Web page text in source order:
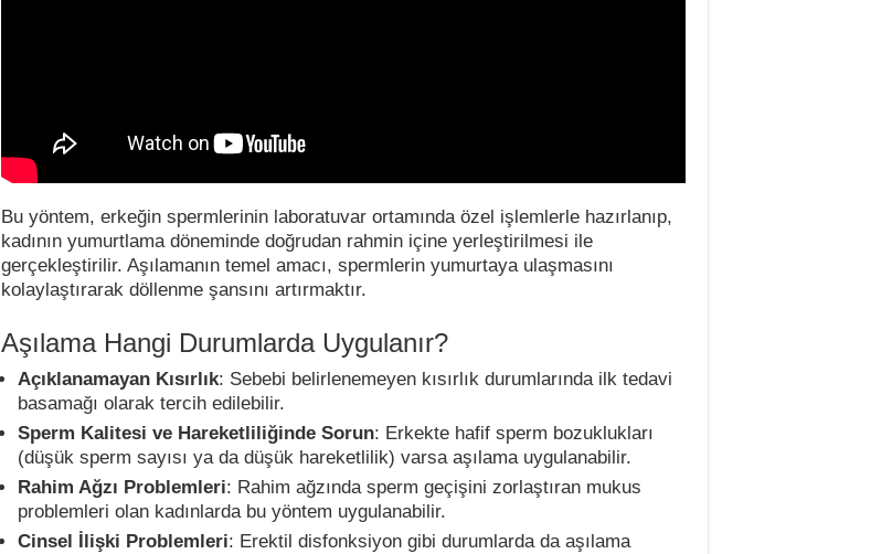
Bu yöntem, erkeğin spermlerinin laboratuvar ortamında özel işlemlerle hazırlanıp,
kadının yumurtlama döneminde doğrudan rahmin içine yerleştirilmesi ile
gerçekleştirilir. Aşılamanın temel amacı, spermlerin yumurtaya ulaşmasını
kolaylaştırarak döllenme şansını artırmaktır.
Aşılama Hangi Durumlarda Uygulanır?
Açıklanamayan Kısırlık: Sebebi belirlenemeyen kısırlık durumlarında ilk tedavi
basamağı olarak tercih edilebilir.
Sperm Kalitesi ve Hareketliliğinde Sorun: Erkekte hafif sperm bozuklukları
(düşük sperm sayısı ya da düşük hareketlilik) varsa aşılama uygulanabilir.
Rahim Ağzı Problemleri: Rahim ağzında sperm geçişini zorlaştıran mukus
problemleri olan kadınlarda bu yöntem uygulanabilir.
Cinsel İlişki Problemleri: Erektil disfonksiyon gibi durumlarda da aşılama